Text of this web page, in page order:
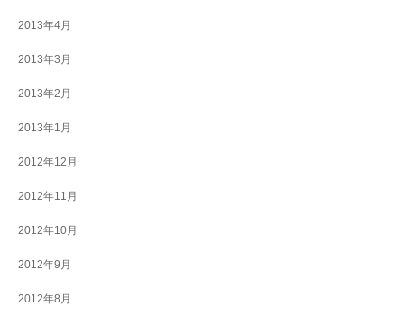
2013年4月
2013年3月
2013年2月
2013年1月
2012年12月
2012年11月
2012年10月
2012年9月
2012年8月